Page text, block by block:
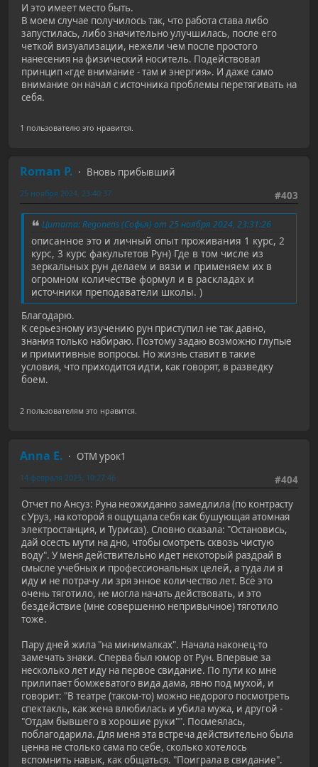
И это имеет место быть.
В моем случае получилось так, что работа става либо
запустилась, либо значительно улучшилась, после его
четкой визуализации, нежели чем после простого
нанесения на физический носитель. Подействовал
принцип «где внимание - там и энергия». И даже само
внимание он начал с источника проблемы перетягивать на
себя.
1 пользователю это нравится.
Roman P.
Вновь прибывший
#403
25 ноября 2024, 23:40:37
Цитата: Regonens (Софья) от 25 ноября 2024, 23:31:26
описанное это и личный опыт проживания 1 курс, 2
курс, 3 курс факультетов Рун) Где в том числе из
зеркальных рун делаем и вязи и применяем их в
огромном количестве формул и в раскладах и
источники преподаватели школы. )
Благодарю.
К серьезному изучению рун приступил не так давно,
знания только набираю. Поэтому задаю возможно глупые
и примитивные вопросы. Но жизнь ставит в такие
условия, что приходится идти, как говорят, в разведку
боем.
2 пользователям это нравится.
Anna E.
ОТМ урок1
#404
14 февраля 2025, 10:27:46
Отчет по Ансуз: Руна неожиданно замедлила (по контрасту
с Уруз, на которой я ощущала себя как бушующая атомная
электростанция, и Турисаз). Словно сказала: "Остановись,
дай осесть мути на дно, чтобы смотреть сквозь чистую
воду". У меня действительно идет некоторый раздрай в
смысле учебных и профессиональных целей, а туда ли я
иду и не потрачу ли зря энное количество лет. Всё это
очень тяготило, не могла начать действовать, и это
бездействие (мне совершенно непривычное) тяготило
тоже.
Пару дней жила "на минималках". Начала наконец-то
замечать знаки. Сперва был юмор от Рун. Впервые за
несколько лет иду на первое свидание. По пути ко мне
прилипает бомжеватого вида дама, явно под мухой, и
говорит: "В театре (таком-то) можно недорого посмотреть
спектакль, как жена влюбилась и убила мужа, и другой -
"Отдам бывшего в хорошие руки"". Посмеялась,
поблагодарила. Для меня эта встреча действительно была
ценна не столько сама по себе, сколько хотелось
вспомнить навык, как общаться. "Поиграла в свидание".